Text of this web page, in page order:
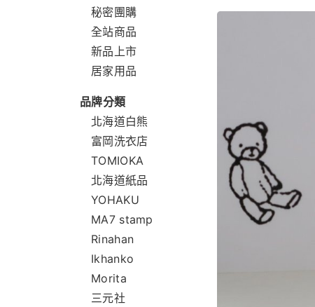
秘密團購
全站商品
新品上市
居家用品
品牌分類
北海道白熊
富岡洗衣店
TOMIOKA
北海道紙品
YOHAKU
MA7 stamp
Rinahan
Ikhanko
Morita
三元社